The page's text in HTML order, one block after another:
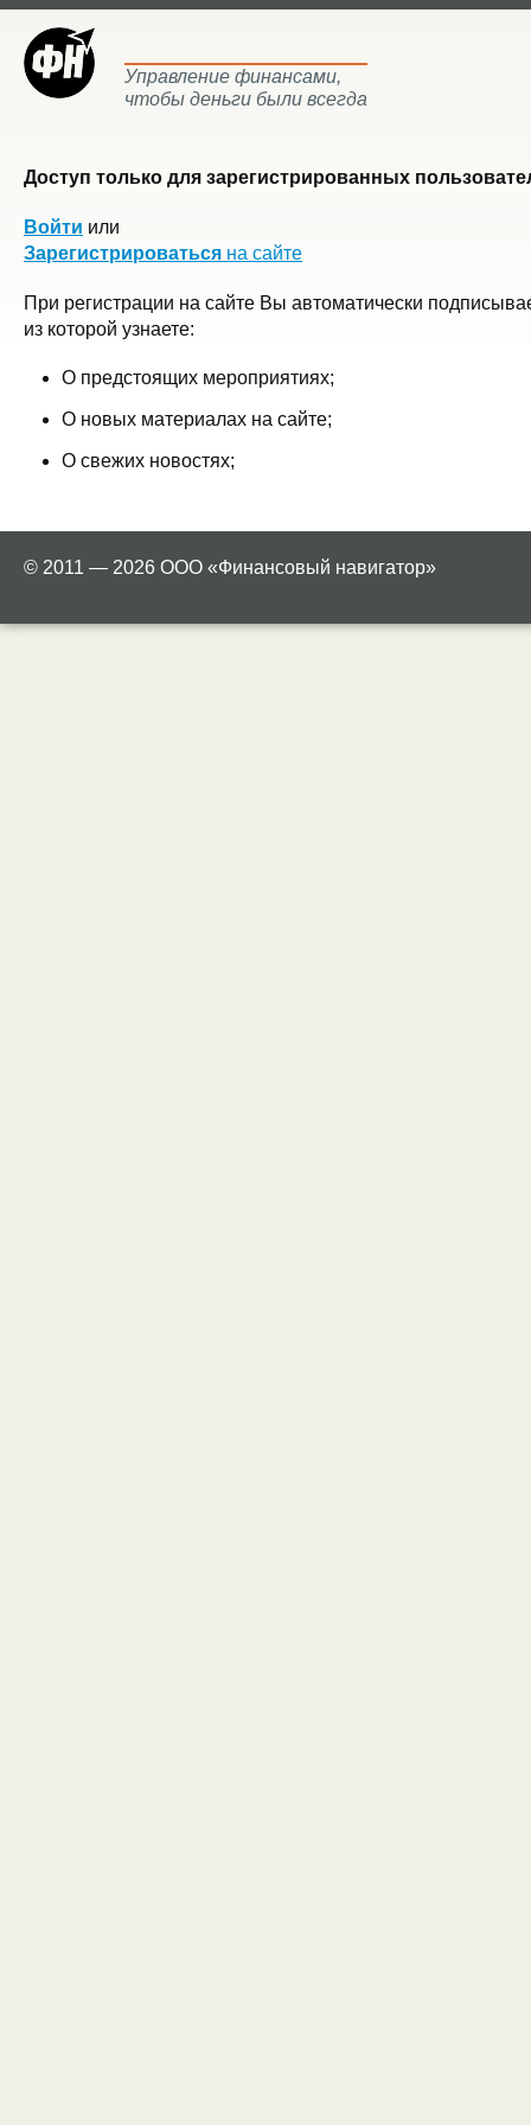
Управление финансами,
чтобы деньги были всегда
Доступ только для зарегистрированных
Войти или
Зарегистрироваться на сайте
При регистрации на сайте Вы автоматически
из которой узнаете:
О предстоящих мероприятиях;
О новых материалах на сайте;
О свежих новостях;
© 2011 — 2026 ООО «Финансовый навигатор»